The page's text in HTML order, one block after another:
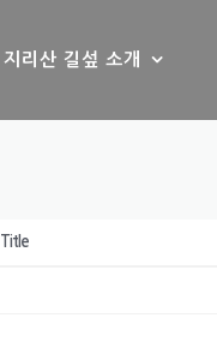
지리산 길섶 소개
Title